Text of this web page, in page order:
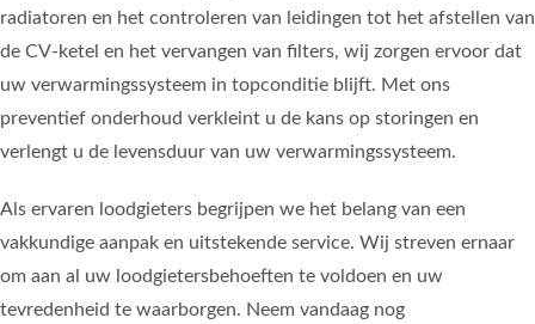
radiatoren en het controleren van leidingen tot het afstellen van
de CV-ketel en het vervangen van filters, wij zorgen ervoor dat
uw verwarmingssysteem in topconditie blijft. Met ons
preventief onderhoud verkleint u de kans op storingen en
verlengt u de levensduur van uw verwarmingssysteem.
Als ervaren loodgieters begrijpen we het belang van een
vakkundige aanpak en uitstekende service. Wij streven ernaar
om aan al uw loodgietersbehoeften te voldoen en uw
tevredenheid te waarborgen. Neem vandaag nog